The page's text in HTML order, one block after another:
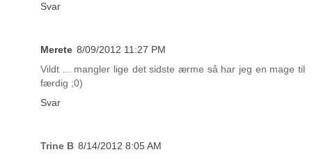
Svar
Merete 8/09/2012 11:27 PM
Vildt ... mangler lige det sidste ærme så har jeg en mage til
færdig ;0)
Svar
Trine B 8/14/2012 8:05 AM